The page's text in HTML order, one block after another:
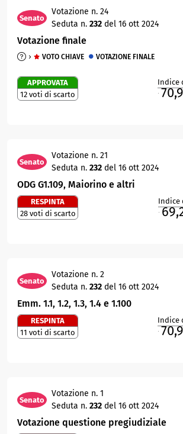
Senato
Votazione n. 24
Seduta n. 232 del 16 ott 2024
Votazione finale
VOTO CHIAVE VOTAZIONE FINALE
APPROVATA
12 voti di scarto
Indice
70,9
Senato
Votazione n. 21
Seduta n. 232 del 16 ott 2024
ODG G1.109, Maiorino e altri
RESPINTA
28 voti di scarto
Indice
Senato
Votazione n. 2
Seduta n. 232 del 16 ott 2024
Emm. 1.1, 1.2, 1.3, 1.4 e 1.100
RESPINTA
11 voti di scarto
Indice
70,9
Senato
Votazione n. 1
Seduta n. 232 del 16 ott 2024
Votazione questione pregiudiziale